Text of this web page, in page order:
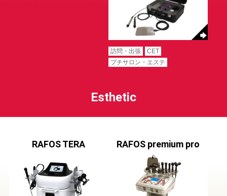
訪問・出張
CET
プチサロン・エステ
Esthetic
RAFOS TERA RAFOS premium pro